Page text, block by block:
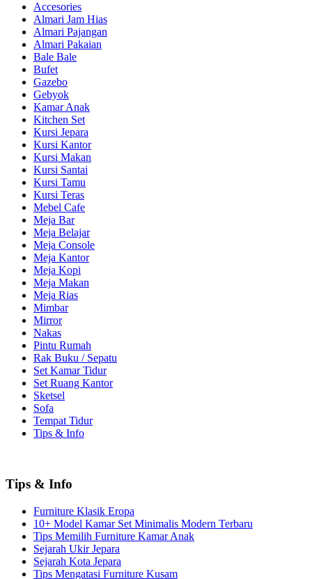
Accesories
Almari Jam Hias
Almari Pajangan
Almari Pakaian
Bale Bale
Bufet
Gazebo
Gebyok
Kamar Anak
Kitchen Set
Kursi Jepara
Kursi Kantor
Kursi Makan
Kursi Santai
Kursi Tamu
Kursi Teras
Mebel Cafe
Meja Bar
Meja Belajar
Meja Console
Meja Kantor
Meja Kopi
Meja Makan
Meja Rias
Mimbar
Mirror
Nakas
Pintu Rumah
Rak Buku / Sepatu
Set Kamar Tidur
Set Ruang Kantor
Sketsel
Sofa
Tempat Tidur
Tips & Info
Tips & Info
Furniture Klasik Eropa
10+ Model Kamar Set Minimalis Modern Terbaru
Tips Memilih Furniture Kamar Anak
Sejarah Ukir Jepara
Sejarah Kota Jepara
Tips Mengatasi Furniture Kusam